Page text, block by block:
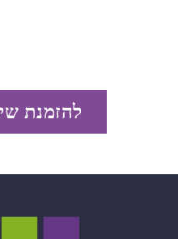
להזמנת